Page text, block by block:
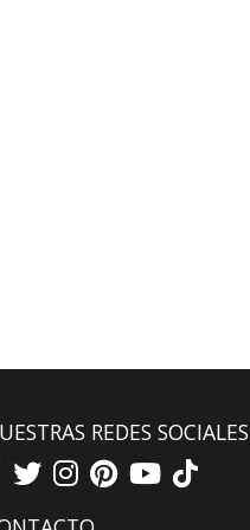
REDES SOCIALES